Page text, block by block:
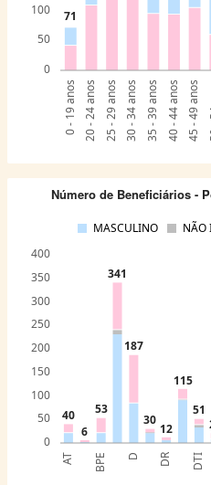
71
0
50
100
0 - 19 anos 20 - 24 anos 25 - 29 anos30 - 34 anos 35 - 39 anos 40 - 44 anos45 - 49 anos
40
6
53
341
187
30
12
115
51
Número de Beneficiários -
MASCULINO NÃO
0
50
100
150
200
250
300
350
400
AT BPE D DR DTI